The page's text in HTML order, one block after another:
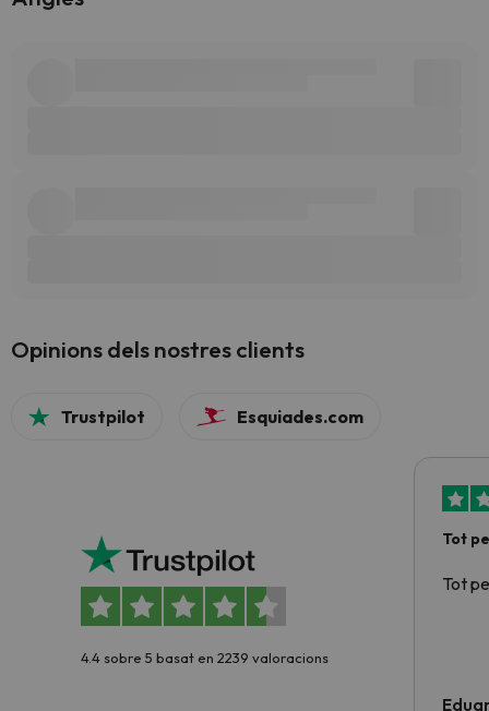
Opinions dels nostres clients
Trustpilot Esquiades.com
4.4 sobre 5 basat en 2239 valoracions
Tot
Tot